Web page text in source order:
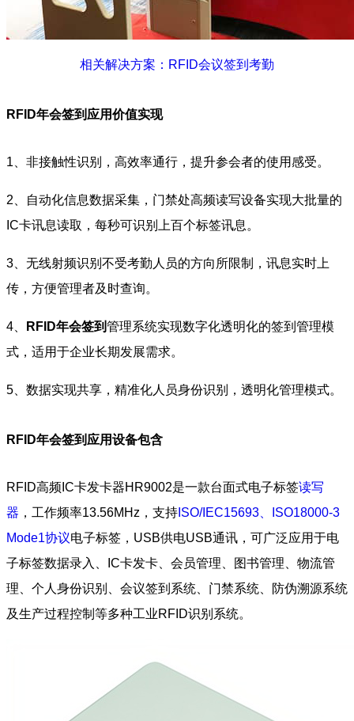
相关解决方案：RFID会议签到考勤
RFID年会签到应用价值实现
1、非接触性识别，高效率通行，提升参会者的使用感受。
2、自动化信息数据采集，门禁处高频读写设备实现大批量的
IC卡讯息读取，每秒可识别上百个标签讯息。
3、无线射频识别不受考勤人员的方向所限制，讯息实时上
传，方便管理者及时查询。
4、 RFID年会签到管理系统实现数字化透明化的签到管理模
式，适用于企业长期发展需求。
5、数据实现共享，精准化人员身份识别，透明化管理模式。
RFID年会签到应用设备包含
RFID高频IC卡发卡器HR9002是一款台面式电子标签读写
器 ，工作频率13.56MHz，支持 ISO/IEC15693、ISO18000-3
Mode1协议电子标签，USB供电USB通讯，可广泛应用于电
子标签数据录入、IC卡发卡、会员管理、图书管理、物流管
理、个人身份识别、会议签到系统、门禁系统、防伪溯源系统
及生产过程控制等多种工业RFID识别系统。